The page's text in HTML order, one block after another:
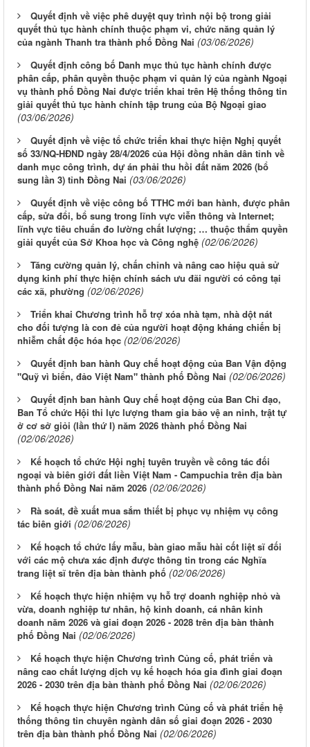
Quyết định về việc phê duyệt quy trình nội bộ trong giải
quyết thủ tục hành chính thuộc phạm vi, chức năng quản lý
của ngành Thanh tra thành phố Đồng Nai (03/06/2026)
Quyết định công bố Danh mục thủ tục hành chính được
phân cấp, phân quyền thuộc phạm vi quản lý của ngành Ngoại
vụ thành phố Đồng Nai được triển khai trên Hệ thống thông tin
giải quyết thủ tục hành chính tập trung của Bộ Ngoại giao
(03/06/2026)
Quyết định về việc tổ chức triển khai thực hiện Nghị quyết
số 33/NQ-HĐND ngày 28/4/2026 của Hội đồng nhân dân tỉnh về
danh mục công trình, dự án phải thu hồi đất năm 2026 (bổ
sung lần 3) tỉnh Đồng Nai (03/06/2026)
Quyết định về việc công bố TTHC mới ban hành, được phân
cấp, sửa đổi, bổ sung trong lĩnh vực viễn thông và Internet;
lĩnh vực tiêu chuẩn đo lường chất lượng; … thuộc thẩm quyền
giải quyết của Sở Khoa học và Công nghệ (02/06/2026)
Tăng cường quản lý, chấn chỉnh và nâng cao hiệu quả sử
dụng kinh phí thực hiện chính sách ưu đãi người có công tại
các xã, phường (02/06/2026)
Triển khai Chương trình hỗ trợ xóa nhà tạm, nhà dột nát
cho đối tượng là con đẻ của người hoạt động kháng chiến bị
nhiễm chất độc hóa học (02/06/2026)
Quyết định ban hành Quy chế hoạt động của Ban Vận động
"Quỹ vì biển, đảo Việt Nam" thành phố Đồng Nai (02/06/2026)
Quyết định ban hành Quy chế hoạt động của Ban Chỉ đạo,
Ban Tổ chức Hội thi lực lượng tham gia bảo vệ an ninh, trật tự
ở cơ sở giỏi (lần thứ I) năm 2026 thành phố Đồng Nai
(02/06/2026)
Kế hoạch tổ chức Hội nghị tuyên truyền về công tác đối
ngoại và biên giới đất liền Việt Nam - Campuchia trên địa bàn
thành phố Đồng Nai năm 2026 (02/06/2026)
Rà soát, đề xuất mua sắm thiết bị phục vụ nhiệm vụ công
tác biên giới (02/06/2026)
Kế hoạch tổ chức lấy mẫu, bàn giao mẫu hài cốt liệt sĩ đối
với các mộ chưa xác định được thông tin trong các Nghĩa
trang liệt sĩ trên địa bàn thành phố (02/06/2026)
Kế hoạch thực hiện nhiệm vụ hỗ trợ doanh nghiệp nhỏ và
vừa, doanh nghiệp tư nhân, hộ kinh doanh, cá nhân kinh
doanh năm 2026 và giai đoạn 2026 - 2028 trên địa bàn thành
phố Đồng Nai (02/06/2026)
Kế hoạch thực hiện Chương trình Củng cố, phát triển và
nâng cao chất lượng dịch vụ kế hoạch hóa gia đình giai đoạn
2026 - 2030 trên địa bàn thành phố Đồng Nai (02/06/2026)
Kế hoạch thực hiện Chương trình Củng cố và phát triển hệ
thống thông tin chuyên ngành dân số giai đoạn 2026 - 2030
trên địa bàn thành phố Đồng Nai (02/06/2026)